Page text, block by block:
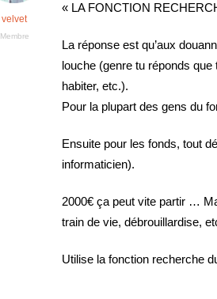
velvet
Membre
« LA FONCTION
La réponse est qu’aux
louche (genre tu réponds
habiter, etc.).
Pour la plupart des gens du
Ensuite pour les fonds, tout
informaticien).
2000€ ça peut vite partir …
train de vie, débrouillardise,
Utilise la fonction recherche